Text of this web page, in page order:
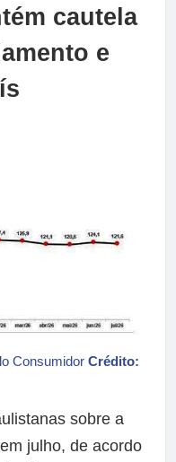
cautela
e
Consumidor Crédito:
sobre a
julho, de acordo